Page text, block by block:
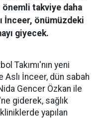
önemli takviye daha
İnceer, önümüzdeki
giyecek.
Takımı'nın yeni
Aslı İnceer, dün sabah
Gencer Özkan ile
giderek, sağlık
yapılan